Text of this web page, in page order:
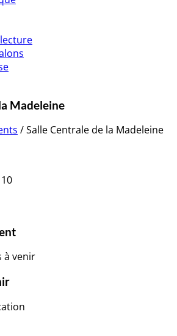
Madeleine
/Salle Centrale de la Madeleine
à venir